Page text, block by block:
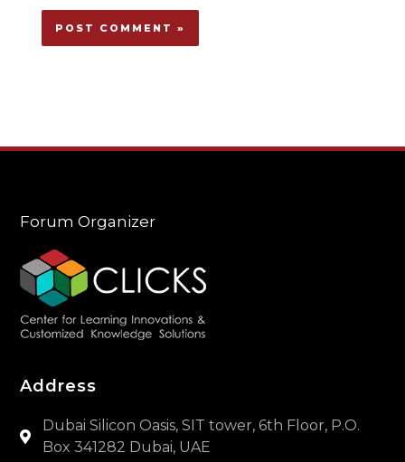
Forum Organizer
Address
Dubai Silicon Oasis, SIT tower, 6th Floor, P.O.
Box 341282 Dubai, UAE